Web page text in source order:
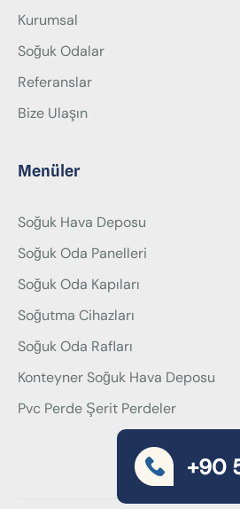
Kurumsal
Soğuk Odalar
Referanslar
Bize Ulaşın
Menüler
Soğuk Hava Deposu
Soğuk Oda Panelleri
Soğuk Oda Kapıları
Soğutma Cihazları
Soğuk Oda Rafları
Konteyner Soğuk Hava Deposu
Pvc Perde Şerit Perdeler
+90